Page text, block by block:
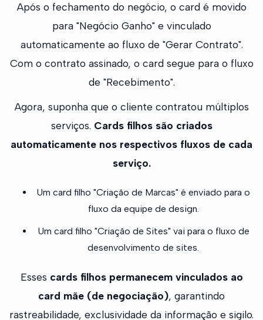
Após o fechamento do negócio, o card é movido
para "Negócio Ganho" e vinculado
automaticamente ao fluxo de "Gerar Contrato".
Com o contrato assinado, o card segue para o fluxo
de "Recebimento".
Agora, suponha que o cliente contratou múltiplos
serviços. Cards filhos são criados
automaticamente nos respectivos fluxos de cada
serviço.
Um card filho "Criação de Marcas" é enviado para o
fluxo da equipe de design.
Um card filho "Criação de Sites" vai para o fluxo de
desenvolvimento de sites.
Esses cards filhos permanecem vinculados ao
card mãe (de negociação), garantindo
rastreabilidade, exclusividade da informação e sigilo.